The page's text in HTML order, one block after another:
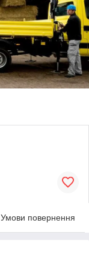
Умови повернення